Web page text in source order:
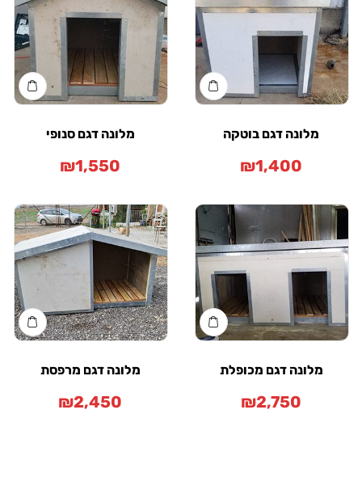
מלונה דגם בוטקה
₪1,400
מלונה דגם סנופי
₪1,550
מלונה דגם מכופלת
₪2,750
מלונה דגם מרפסת
₪2,450